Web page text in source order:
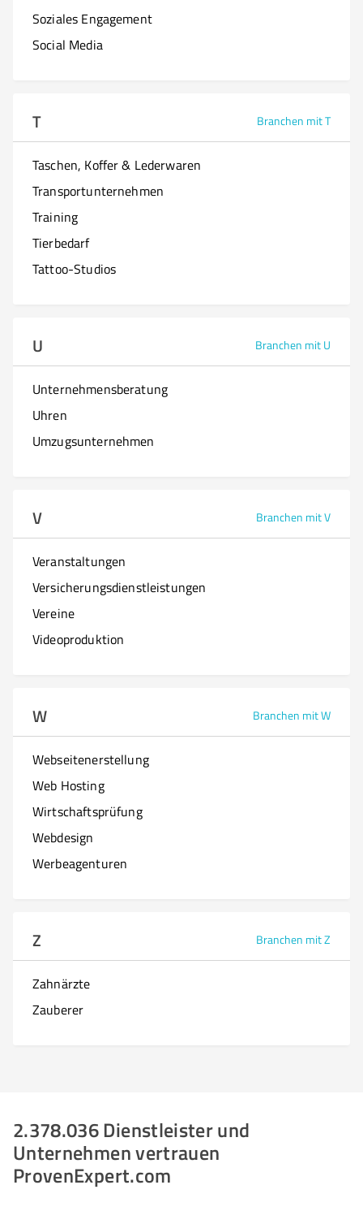
Soziales Engagement
Social Media
T Branchen mit T
Taschen, Koffer & Lederwaren
Transportunternehmen
Training
Tierbedarf
Tattoo-Studios
U Branchen mit U
Unternehmensberatung
Uhren
Umzugsunternehmen
V Branchen mit V
Veranstaltungen
Versicherungsdienstleistungen
Vereine
Videoproduktion
W Branchen mit W
Webseitenerstellung
Web Hosting
Wirtschaftsprüfung
Webdesign
Werbeagenturen
Z Branchen mit Z
Zahnärzte
Zauberer
2.378.036 Dienstleister und
Unternehmen vertrauen
ProvenExpert.com